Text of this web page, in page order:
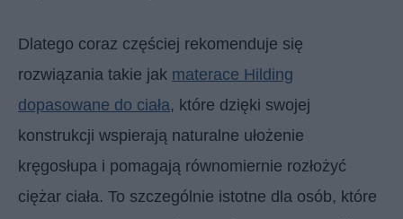
Dlatego coraz częściej rekomenduje się
rozwiązania takie jak materace Hilding
dopasowane do ciała, które dzięki swojej
konstrukcji wspierają naturalne ułożenie
kręgosłupa i pomagają równomiernie rozłożyć
ciężar ciała. To szczególnie istotne dla osób, które